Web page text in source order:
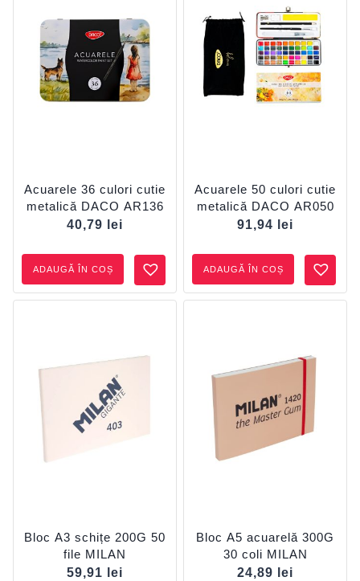
Acuarele 36 culori cutie
metalică DACO AR136
40,79
lei
ADAUGĂ ÎN COȘ
Acuarele 50 culori cutie
metalică DACO AR050
91,94
lei
ADAUGĂ ÎN COȘ
Bloc A3 schițe 200G 50
file MILAN
59,91
lei
Bloc A5 acuarelă 300G
30 coli MILAN
24,89
lei